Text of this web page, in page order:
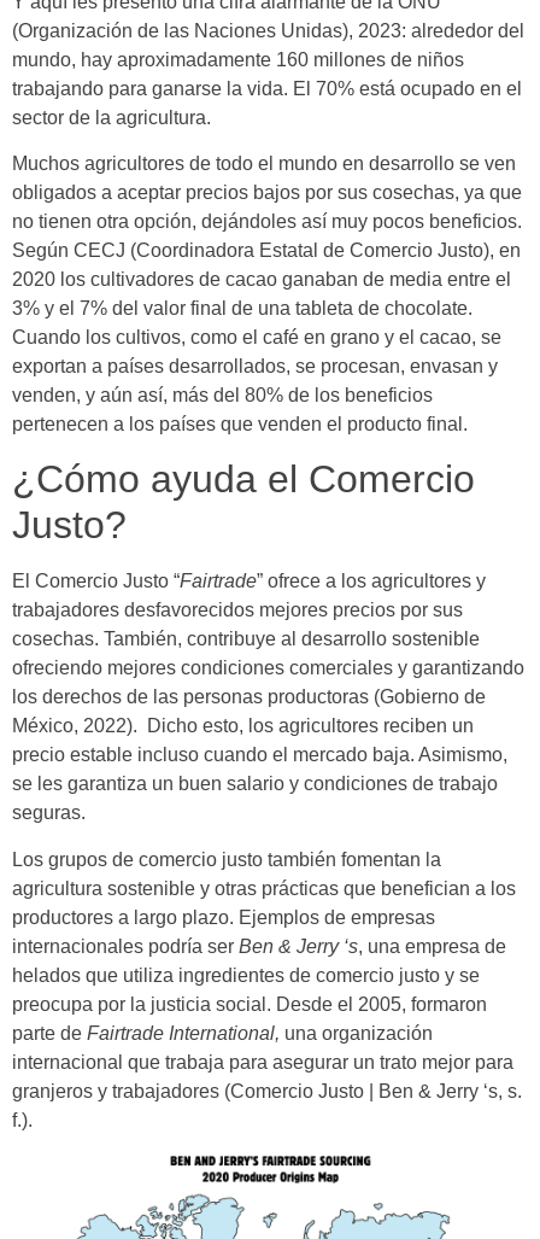
(Organización de las Naciones Unidas), 2023: alrededor del
mundo, hay aproximadamente 160 millones de niños
trabajando para ganarse la vida. El 70% está ocupado en el
sector de la agricultura.
Muchos agricultores de todo el mundo en desarrollo se ven
obligados a aceptar precios bajos por sus cosechas, ya que
no tienen otra opción, dejándoles así muy pocos beneficios.
Según CECJ (Coordinadora Estatal de Comercio Justo), en
2020 los cultivadores de cacao ganaban de media entre el
3% y el 7% del valor final de una tableta de chocolate.
Cuando los cultivos, como el café en grano y el cacao, se
exportan a países desarrollados, se procesan, envasan y
venden, y aún así, más del 80% de los beneficios
pertenecen a los países que venden el producto final.
¿Cómo ayuda el Comercio
Justo?
El Comercio Justo “Fairtrade” ofrece a los agricultores y
trabajadores desfavorecidos mejores precios por sus
cosechas. También, contribuye al desarrollo sostenible
ofreciendo mejores condiciones comerciales y garantizando
los derechos de las personas productoras (Gobierno de
México, 2022). Dicho esto, los agricultores reciben un
precio estable incluso cuando el mercado baja. Asimismo,
se les garantiza un buen salario y condiciones de trabajo
seguras.
Los grupos de comercio justo también fomentan la
agricultura sostenible y otras prácticas que benefician a los
productores a largo plazo. Ejemplos de empresas
internacionales podría ser Ben & Jerry ‘s, una empresa de
helados que utiliza ingredientes de comercio justo y se
preocupa por la justicia social. Desde el 2005, formaron
parte de Fairtrade International, una organización
internacional que trabaja para asegurar un trato mejor para
granjeros y trabajadores (Comercio Justo | Ben & Jerry ‘s, s.
f.).